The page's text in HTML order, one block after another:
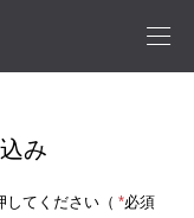
み
してください（ *必須